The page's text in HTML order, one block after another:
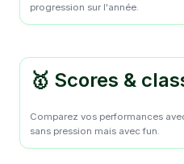
progression sur l'année.
🥇 Scores &
Comparez vos performances
sans pression mais avec fun.